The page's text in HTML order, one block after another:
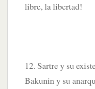
libre, la libertad!
12. Sartre y su
Bakunin y su